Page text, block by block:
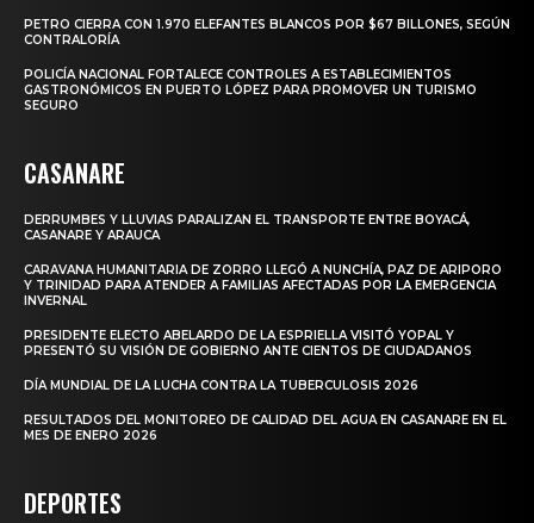
PETRO CIERRA CON 1.970 ELEFANTES BLANCOS POR $67 BILLONES, SEGÚN
CONTRALORÍA
POLICÍA NACIONAL FORTALECE CONTROLES A ESTABLECIMIENTOS
GASTRONÓMICOS EN PUERTO LÓPEZ PARA PROMOVER UN TURISMO
SEGURO
CASANARE
DERRUMBES Y LLUVIAS PARALIZAN EL TRANSPORTE ENTRE BOYACÁ,
CASANARE Y ARAUCA
CARAVANA HUMANITARIA DE ZORRO LLEGÓ A NUNCHÍA, PAZ DE ARIPORO
Y TRINIDAD PARA ATENDER A FAMILIAS AFECTADAS POR LA EMERGENCIA
INVERNAL
PRESIDENTE ELECTO ABELARDO DE LA ESPRIELLA VISITÓ YOPAL Y
PRESENTÓ SU VISIÓN DE GOBIERNO ANTE CIENTOS DE CIUDADANOS
DÍA MUNDIAL DE LA LUCHA CONTRA LA TUBERCULOSIS 2026
RESULTADOS DEL MONITOREO DE CALIDAD DEL AGUA EN CASANARE EN EL
MES DE ENERO 2026
DEPORTES